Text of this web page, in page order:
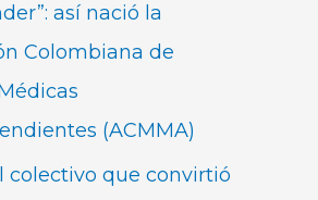
así nació la
Colombiana de
(ACMMA)
colectivo que convirtió